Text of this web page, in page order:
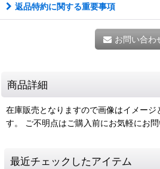
返品特約に関する重要事項
お問い合わ
商品詳細
在庫販売となりますので画像はイメー
す。 ご不明点はご購入前にお気軽にお問
最近チェックしたアイテム